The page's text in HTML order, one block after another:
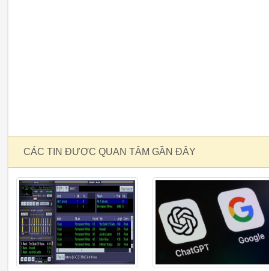
CÁC TIN ĐƯỢC QUAN TÂM GẦN ĐÂY